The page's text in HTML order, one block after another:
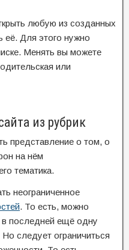
любую из созданных
её. Для этого нужно
Менять вы можете
или
из рубрик
представление о том, о
на нём
тематика.
неограниченное
. То есть, можно
в последней ещё одну
следует ограничиться